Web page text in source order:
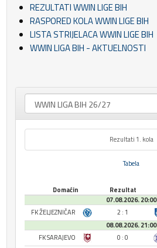
REZULTATI WWIN LIGE BIH
RASPORED KOLA WWIN LIGE BIH
LISTA STRIJELACA WWIN LIGE BIH
WWIN LIGA BIH - AKTUELNOSTI
Rezultati 1. kola
Tabela
Domaćin Rezultat
07.08.2026. 20:00
FK ŽELJEZNIČAR
2 : 1
08.08.2026. 21:00
FK SARAJEVO
0 : 0